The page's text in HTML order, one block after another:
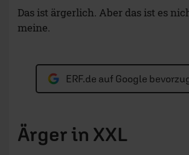
Das ist ärgerlich. Aber das ist es
meine.
ERF.de auf Google
Ärger in XXL